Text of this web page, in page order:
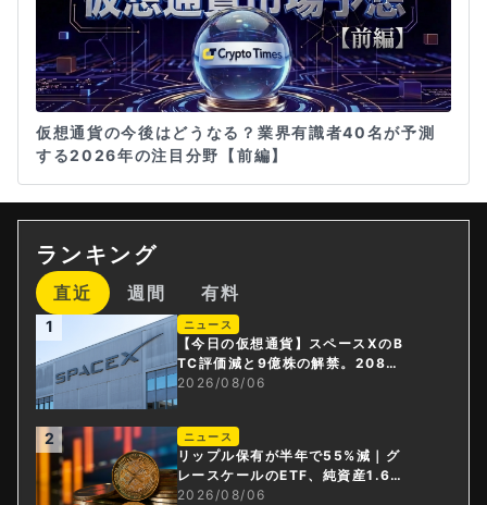
仮想通貨の今後はどうなる？業界有識者40名が予測
する2026年の注目分野【前編】
ランキング
直近 週間 有料
1 ニュース
【今日の仮想通貨】スペースXのB
TC評価減と9億株の解禁。208億
円相当のBTCが盗難
2026/08/06
2 ニュース
リップル保有が半年で55%減｜グ
レースケールのETF、純資産1.6億
ドル減
2026/08/06